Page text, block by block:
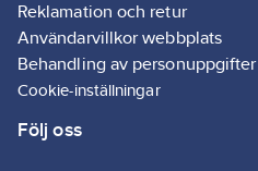
Reklamation och retur
Användarvillkor webbplats
Behandling av personuppgifter
Cookie-inställningar
Följ oss